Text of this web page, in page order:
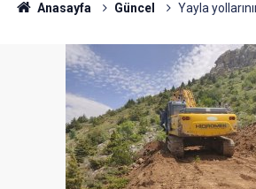
Anasayfa Güncel Yayla